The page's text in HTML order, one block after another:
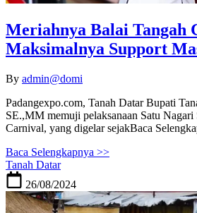
Meriahnya Balai Tangah
Maksimalnya Support
By admin@domi
Padangexpo.com, Tanah Datar Bupati
SE.,MM memuji pelaksanaan Satu
Carnival, yang digelar sejakBaca
Baca Selengkapnya >>
Tanah Datar
26/08/2024